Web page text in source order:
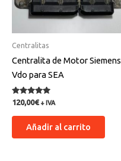
Centralitas
Centralita de Motor Siemens
Vdo para SEA
Valorado
5.00
120,00€ + IVA
Añadir al carrito